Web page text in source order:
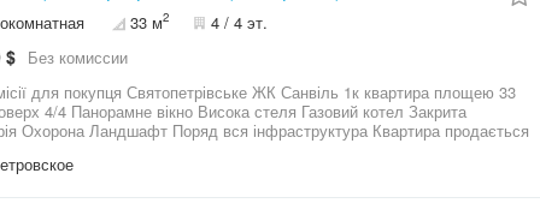
33 м2 4 / 4 эт.
$ Без комиссии
Святопетрівське ЖК Санвіль 1к квартира площею 33
стеля Газовий котел Закрита
Поряд вся інфраструктура Квартира продається